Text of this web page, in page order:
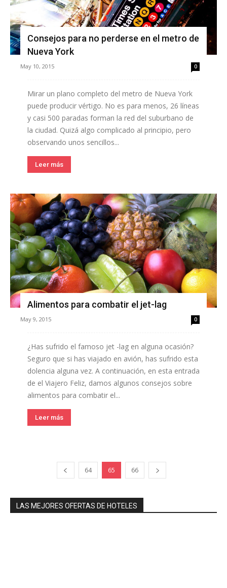
Consejos para no perderse en el metro de
Nueva York
May 10, 2015 0
Mirar un plano completo del metro de Nueva York
puede producir vértigo. No es para menos, 26 líneas
y casi 500 paradas forman la red del suburbano de
la ciudad. Quizá algo complicado al principio, pero
observando unos sencillos...
Leer más
Alimentos para combatir el jet-lag
May 9, 2015 0
¿Has sufrido el famoso jet -lag en alguna ocasión?
Seguro que si has viajado en avión, has sufrido esta
dolencia alguna vez. A continuación, en esta entrada
de el Viajero Feliz, damos algunos consejos sobre
alimentos para combatir el...
Leer más
64 65 66
LAS MEJORES OFERTAS DE HOTELES